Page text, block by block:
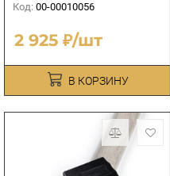
Код: 00-00010056
2 925 ₽/шт
В КОРЗИНУ